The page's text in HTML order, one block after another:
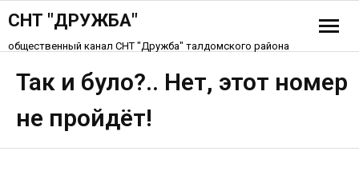
СНТ "ДРУЖБА"
общественный канал СНТ "Дружба" талдомского района
История СНТ
Схема СНТ «Дружба»
Устав СНТ
Так и було?.. Нет, этот номер
не пройдёт!